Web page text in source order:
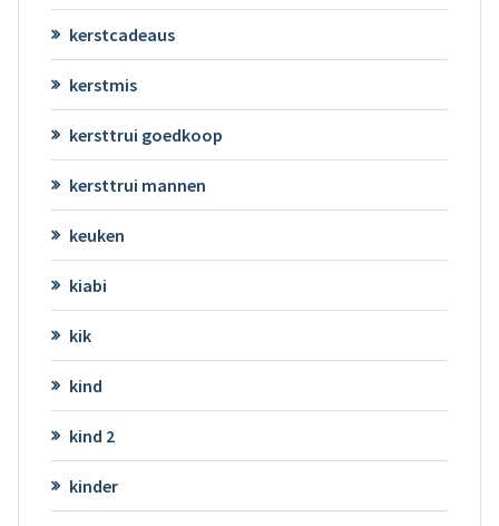
kerstcadeaus
kerstmis
kersttrui goedkoop
kersttrui mannen
keuken
kiabi
kik
kind
kind 2
kinder